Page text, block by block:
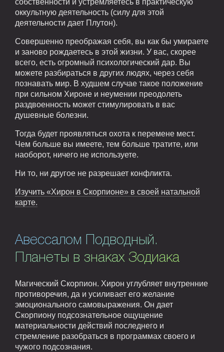
собственности и устремляетесь в практическую
оккультную деятельность (силу для этой
деятельности дает Плутон).
Совершенно преображая себя, вы как бы умираете
и заново рождаетесь в этой жизни. У вас, скорее
всего, есть огромный психологический дар. Вы
можете разбираться в других людях, через себя
познавать мир. В худшем случае такое положение
при сильном Хироне и неумении преодолеть
раздвоенность может стимулировать в вас
душевные болезни.
Тогда будет проявляться охота к перемене мест.
Чем больше вы имеете, тем больше тратите, или
наоборот, ничего не используете.
Ни то, ни другое не разрешает конфликта.
Изучить «Хирон в Скорпионе» в своей натальной
карте.
Авессалом Подводный.
Планеты в знаках Зодиака
Магический Скорпион. Хирон углубляет внутренние
противоречия, да и усиливает его желание
эмоционального самовыражения. Он дает
Скорпиону подсознательное ощущение
материальности действий последнего и
стремление разобраться в программах своего и
чужого подсознания.